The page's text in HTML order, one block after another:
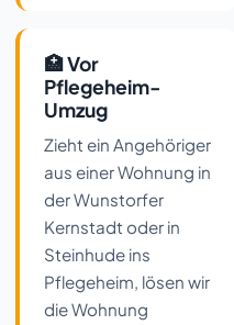
🏥 Vor
Pflegeheim-
Umzug
Zieht ein Angehöriger
aus einer Wohnung in
der Wunstorfer
Kernstadt oder in
Steinhude ins
Pflegeheim, lösen wir
die Wohnung